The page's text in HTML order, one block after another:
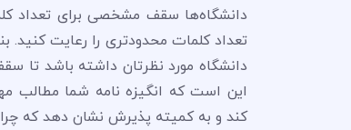
دانشگاه‌ها سقف مشخصی برای تعداد
تعداد کلمات محدودتری را رعایت کنید.
دانشگاه مورد نظرتان داشته باشد تا
این است که انگیزه نامه شما مطالب
کند و به کمیته پذیرش نشان دهد که